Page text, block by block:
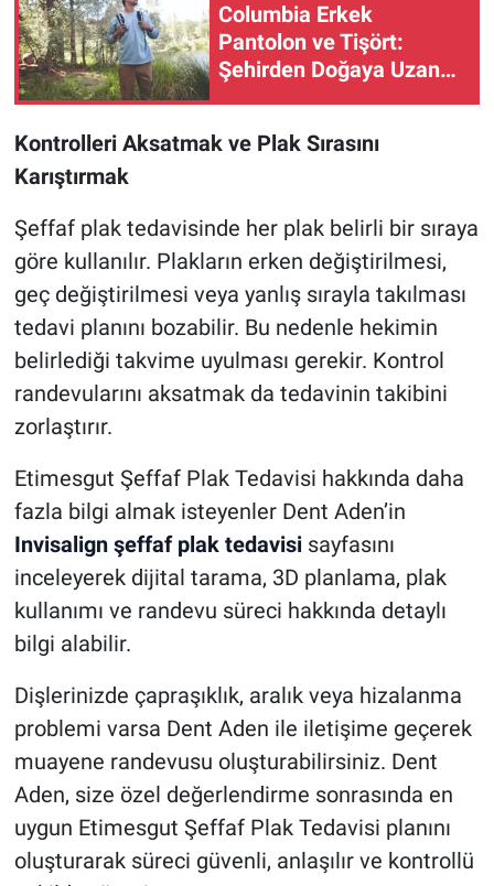
Columbia Erkek
Pantolon ve Tişört:
Şehirden Doğaya Uzanan
Kontrolleri Aksatmak ve Plak Sırasını
Karıştırmak
Şeffaf plak tedavisinde her plak belirli bir sıraya
göre kullanılır. Plakların erken değiştirilmesi,
geç değiştirilmesi veya yanlış sırayla takılması
tedavi planını bozabilir. Bu nedenle hekimin
belirlediği takvime uyulması gerekir. Kontrol
randevularını aksatmak da tedavinin takibini
zorlaştırır.
Etimesgut Şeffaf Plak Tedavisi hakkında daha
fazla bilgi almak isteyenler Dent Aden’in
Invisalign şeffaf plak tedavisisayfasını
inceleyerek dijital tarama, 3D planlama, plak
kullanımı ve randevu süreci hakkında detaylı
bilgi alabilir.
Dişlerinizde çapraşıklık, aralık veya hizalanma
problemi varsa Dent Aden ile iletişime geçerek
muayene randevusu oluşturabilirsiniz. Dent
Aden, size özel değerlendirme sonrasında en
uygun Etimesgut Şeffaf Plak Tedavisi planını
oluşturarak süreci güvenli, anlaşılır ve kontrollü